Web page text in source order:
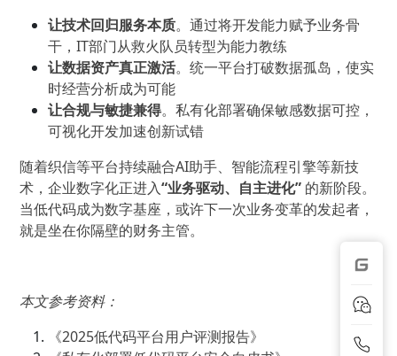
让技术回归服务本质。通过将开发能力赋予业务骨
干，IT部门从救火队员转型为能力教练
让数据资产真正激活。统一平台打破数据孤岛，使实
时经营分析成为可能
让合规与敏捷兼得。私有化部署确保敏感数据可控，
可视化开发加速创新试错
随着织信等平台持续融合AI助手、智能流程引擎等新技
术，企业数字化正进入“业务驱动、自主进化” 的新阶段。
当低代码成为数字基座，或许下一次业务变革的发起者，
就是坐在你隔壁的财务主管。
本文参考资料：
《2025低代码平台用户评测报告》